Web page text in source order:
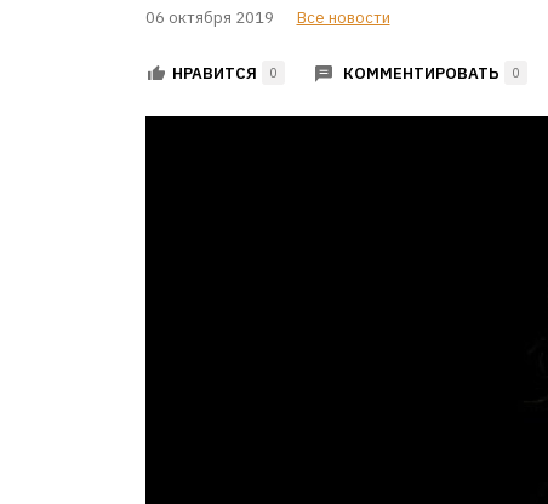
06 октября 2019 Все новости
НРАВИТСЯ 0 КОММЕНТИРОВАТЬ 0